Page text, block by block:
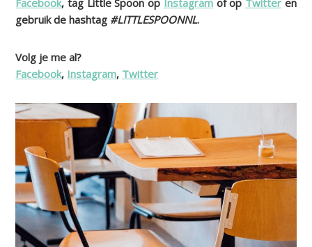
gebruik de hashtag #LITTLESPOONNL.
Volg je me al?
Facebook, Instagram, Twitter